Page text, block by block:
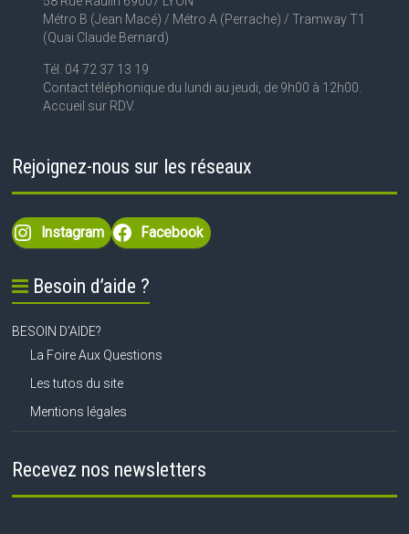
Métro B (Jean Macé) / Métro A (Perrache) / Tramway T1
(Quai Claude Bernard)
Tél. 04 72 37 13 19
Contact téléphonique du lundi au jeudi, de 9h00 à 12h00.
Accueil sur RDV.
Rejoignez-nous sur les réseaux
Instagram Facebook
Besoin d’aide ?
BESOIN D’AIDE?
La Foire Aux Questions
Les tutos du site
Mentions légales
Recevez nos newsletters